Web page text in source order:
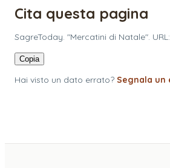
Cita questa pagina
SagreToday. "Mercatini di Natale".
Copia
Hai visto un dato errato? Segnala un